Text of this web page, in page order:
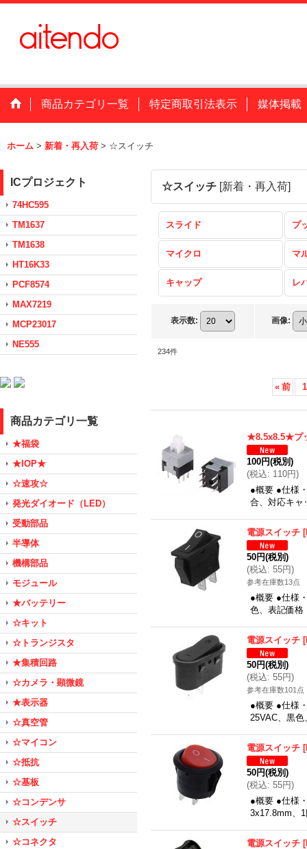
商品カテゴリ一覧 特定商取引法表示 媒体掲載
ホーム > 新着・再入荷 > ☆スイッチ
ICプロジェクト
74HC595
TM1637
TM1638
HT16K33
PCF8574
MAX7219
MCP23017
NE555
商品カテゴリ一覧
★福袋
★IOP★
☆速攻☆
発光ダイオード（LED）
受動部品
半導体
機構部品
モジュール
★バッテリー
☆キット
☆トランジスタ
★集積回路
☆カメラ・顕微鏡
★表示器
☆真空管
☆マイコン
☆抵抗
☆基板
☆コンデンサ
☆スイッチ
☆コネクタ
☆スイッチ [新着・再入荷]
スライド プ
マイクロ マ
キャップ レ
表示数: 画像:
234件
« 前 1
★8.5x8.5★プ
100円(税別)
(税込: 110円)
●概要 ●仕様
合、対応キ
電源スイッチ [
50円(税別)
(税込: 55円)
参考在庫数13点
●概要 ●仕様
色、表記価格
電源スイッチ [
50円(税別)
(税込: 55円)
参考在庫数101点
●概要 ●仕様
25VAC、黒
電源スイッチ [
50円(税別)
(税込: 55円)
●概要 ●仕様
3x17.8mm、
電源スイッチ [